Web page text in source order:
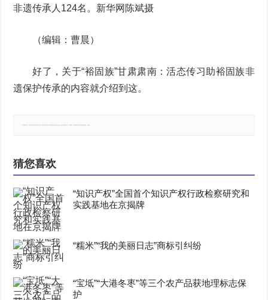
非遗传承人124名。新华网陈斌摄
（编辑：曹晨）
好了，关于“裕固族”甘肃肃南：活态传习助裕固族非
遗保护传承的内容就介绍到这。
猜您喜欢
“知识产权”全国首个知识产权行政检察研究和
实践基地在京揭牌
“糯米”“我的美丽日志”商标引纠纷
“宝坻”“大港冬枣”等三个农产品获地理标志保
护